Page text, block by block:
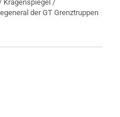
Kragenspiegel /
der GT Grenztruppen